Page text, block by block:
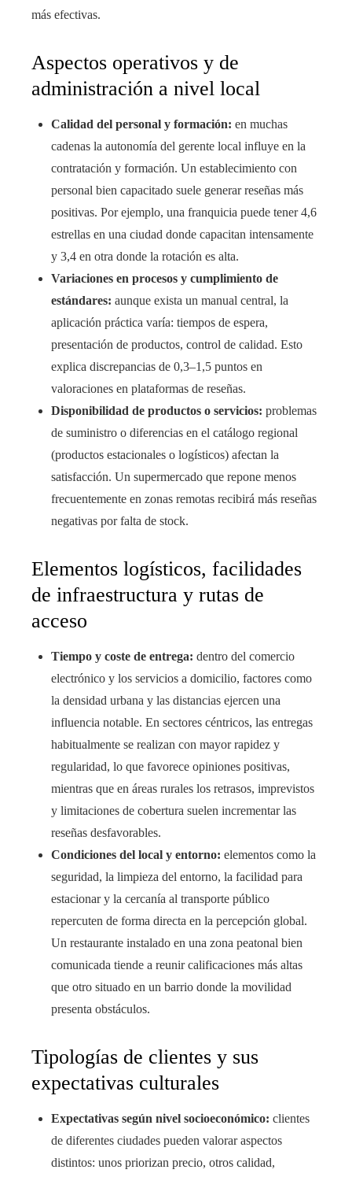
más efectivas.
Aspectos operativos y de
administración a nivel local
Calidad del personal y formación: en muchas
cadenas la autonomía del gerente local influye en la
contratación y formación. Un establecimiento con
personal bien capacitado suele generar reseñas más
positivas. Por ejemplo, una franquicia puede tener 4,6
estrellas en una ciudad donde capacitan intensamente
y 3,4 en otra donde la rotación es alta.
Variaciones en procesos y cumplimiento de
estándares: aunque exista un manual central, la
aplicación práctica varía: tiempos de espera,
presentación de productos, control de calidad. Esto
explica discrepancias de 0,3–1,5 puntos en
valoraciones en plataformas de reseñas.
Disponibilidad de productos o servicios: problemas
de suministro o diferencias en el catálogo regional
(productos estacionales o logísticos) afectan la
satisfacción. Un supermercado que repone menos
frecuentemente en zonas remotas recibirá más reseñas
negativas por falta de stock.
Elementos logísticos, facilidades
de infraestructura y rutas de
acceso
Tiempo y coste de entrega: dentro del comercio
electrónico y los servicios a domicilio, factores como
la densidad urbana y las distancias ejercen una
influencia notable. En sectores céntricos, las entregas
habitualmente se realizan con mayor rapidez y
regularidad, lo que favorece opiniones positivas,
mientras que en áreas rurales los retrasos, imprevistos
y limitaciones de cobertura suelen incrementar las
reseñas desfavorables.
Condiciones del local y entorno: elementos como la
seguridad, la limpieza del entorno, la facilidad para
estacionar y la cercanía al transporte público
repercuten de forma directa en la percepción global.
Un restaurante instalado en una zona peatonal bien
comunicada tiende a reunir calificaciones más altas
que otro situado en un barrio donde la movilidad
presenta obstáculos.
Tipologías de clientes y sus
expectativas culturales
Expectativas según nivel socioeconómico: clientes
de diferentes ciudades pueden valorar aspectos
distintos: unos priorizan precio, otros calidad,